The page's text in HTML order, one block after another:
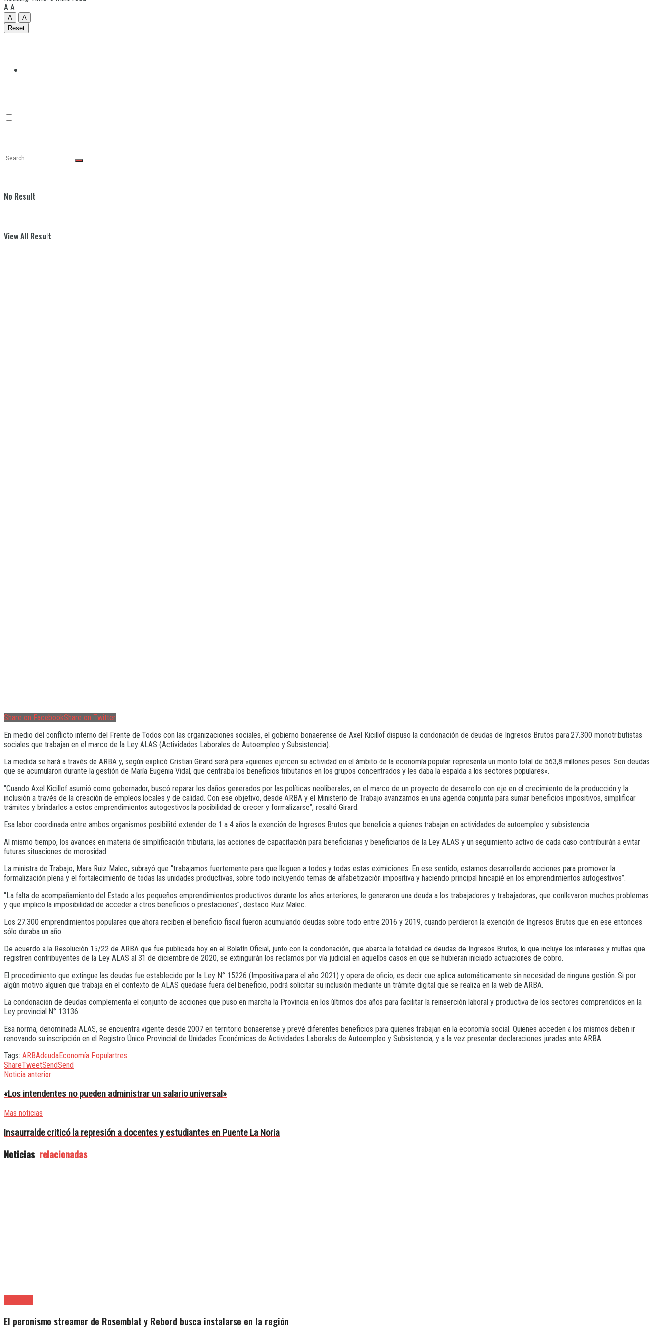
Quilmes
No Result
View All Result
A A
A
A
Reset
Share on FacebookShare on Twitter
En medio del conflicto interno del Frente de Todos con las organizaciones sociales, el gobierno bonaerense de Axel Kicillof dispuso la condonación de deudas de Ingresos Brutos para 27.300 monotributistas
sociales que trabajan en el marco de la Ley ALAS (Actividades Laborales de Autoempleo y Subsistencia).
La medida se hará a través de ARBA y, según explicó Cristian Girard será para «quienes ejercen su actividad en el ámbito de la economía popular representa un monto total de 563,8 millones pesos. Son deudas
que se acumularon durante la gestión de María Eugenia Vidal, que centraba los beneficios tributarios en los grupos concentrados y les daba la espalda a los sectores populares».
“Cuando Axel Kicillof asumió como gobernador, buscó reparar los daños generados por las políticas neoliberales, en el marco de un proyecto de desarrollo con eje en el crecimiento de la producción y la
inclusión a través de la creación de empleos locales y de calidad. Con ese objetivo, desde ARBA y el Ministerio de Trabajo avanzamos en una agenda conjunta para sumar beneficios impositivos, simplificar
trámites y brindarles a estos emprendimientos autogestivos la posibilidad de crecer y formalizarse”, resaltó Girard.
Esa labor coordinada entre ambos organismos posibilitó extender de 1 a 4 años la exención de Ingresos Brutos que beneficia a quienes trabajan en actividades de autoempleo y subsistencia.
Al mismo tiempo, los avances en materia de simplificación tributaria, las acciones de capacitación para beneficiarias y beneficiarios de la Ley ALAS y un seguimiento activo de cada caso contribuirán a evitar
futuras situaciones de morosidad.
La ministra de Trabajo, Mara Ruiz Malec, subrayó que “trabajamos fuertemente para que lleguen a todos y todas estas eximiciones. En ese sentido, estamos desarrollando acciones para promover la
formalización plena y el fortalecimiento de todas las unidades productivas, sobre todo incluyendo temas de alfabetización impositiva y haciendo principal hincapié en los emprendimientos autogestivos”.
“La falta de acompañamiento del Estado a los pequeños emprendimientos productivos durante los años anteriores, le generaron una deuda a los trabajadores y trabajadoras, que conllevaron muchos problemas
y que implicó la imposibilidad de acceder a otros beneficios o prestaciones”, destacó Ruiz Malec.
Los 27.300 emprendimientos populares que ahora reciben el beneficio fiscal fueron acumulando deudas sobre todo entre 2016 y 2019, cuando perdieron la exención de Ingresos Brutos que en ese entonces
sólo duraba un año.
De acuerdo a la Resolución 15/22 de ARBA que fue publicada hoy en el Boletín Oficial, junto con la condonación, que abarca la totalidad de deudas de Ingresos Brutos, lo que incluye los intereses y multas que
registren contribuyentes de la Ley ALAS al 31 de diciembre de 2020, se extinguirán los reclamos por vía judicial en aquellos casos en que se hubieran iniciado actuaciones de cobro.
El procedimiento que extingue las deudas fue establecido por la Ley N° 15226 (Impositiva para el año 2021) y opera de oficio, es decir que aplica automáticamente sin necesidad de ninguna gestión. Si por
algún motivo alguien que trabaja en el contexto de ALAS quedase fuera del beneficio, podrá solicitar su inclusión mediante un trámite digital que se realiza en la web de ARBA.
La condonación de deudas complementa el conjunto de acciones que puso en marcha la Provincia en los últimos dos años para facilitar la reinserción laboral y productiva de los sectores comprendidos en la
Ley provincial N° 13136.
Esa norma, denominada ALAS, se encuentra vigente desde 2007 en territorio bonaerense y prevé diferentes beneficios para quienes trabajan en la economía social. Quienes acceden a los mismos deben ir
renovando su inscripción en el Registro Único Provincial de Unidades Económicas de Actividades Laborales de Autoempleo y Subsistencia, y a la vez presentar declaraciones juradas ante ARBA.
Tags: ARBAdeudaEconomía Populartres
ShareTweetSendSend
Noticia anterior
«Los intendentes no pueden administrar un salario universal»
Mas noticias
Insaurralde criticó la represión a docentes y estudiantes en Puente La Noria
Noticias relacionadas
El peronismo streamer de Rosemblat y Rebord busca instalarse en la región